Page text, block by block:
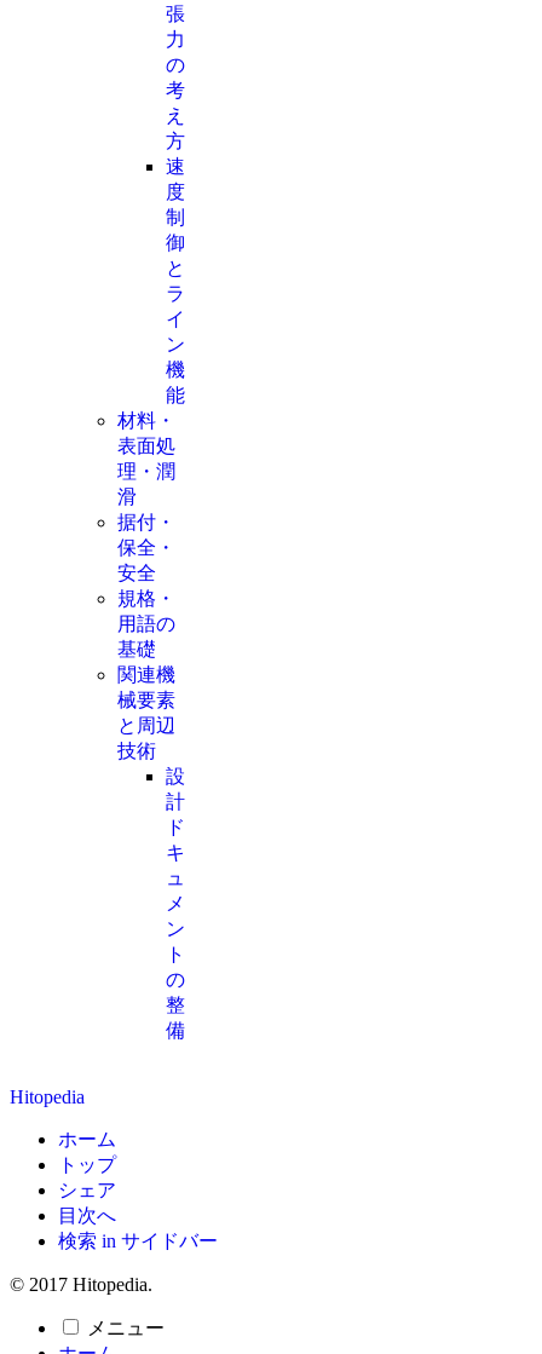
張
力
の
考
え
方
速
度
制
御
と
ラ
イ
ン
機
能
材料・
表面処
理・潤
滑
据付・
保全・
安全
規格・
用語の
基礎
関連機
械要素
と周辺
技術
設
計
ド
キ
ュ
メ
ン
ト
の
整
備
Hitopedia
ホーム
トップ
シェア
目次へ
検索 in サイドバー
© 2017 Hitopedia.
メニュー